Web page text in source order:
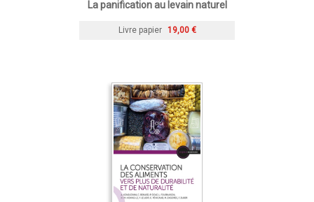
La panification au levain naturel
Livre papier 19,00 €